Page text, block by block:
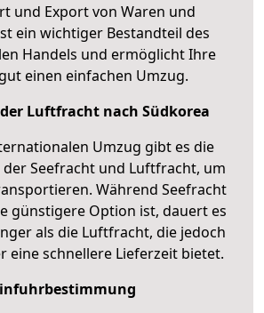
und Export von Waren und
ein wichtiger Bestandteil des
Handels und ermöglicht Ihre
einen einfachen Umzug.
Luftfracht nach Südkorea
Umzug gibt es die
Seefracht und Luftfracht, um
Während Seefracht
günstigere Option ist, dauert es
als die Luftfracht, die jedoch
eine schnellere Lieferzeit bietet.